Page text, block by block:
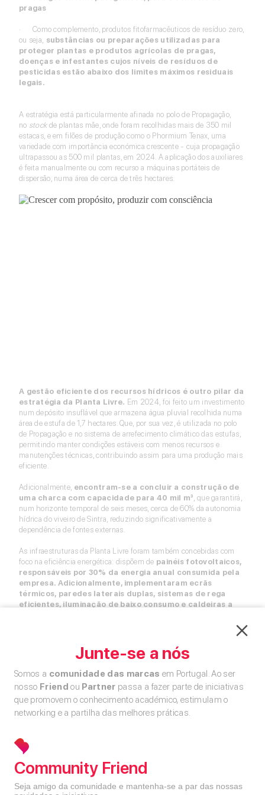
pragas
· Como complemento, produtos fitofarmacêuticos de resíduo zero,
ou seja, substâncias ou preparações utilizadas para
proteger plantas e produtos agrícolas de pragas,
doenças e infestantes cujos níveis de resíduos de
pesticidas estão abaixo dos limites máximos residuais
legais.
A estratégia está particularmente afinada no polo de Propagação,
no stockde plantas mãe, onde foram recolhidas mais de 350 mil
estacas, e em filões de produção como o Phormium Tenax, uma
variedade com importância económica crescente - cuja propagação
ultrapassou as 500 mil plantas, em 2024. A aplicação dos auxiliares
é feita manualmente ou com recurso a máquinas portáteis de
dispersão, numa área de cerca de três hectares.
A gestão eficiente dos recursos hídricos é outro pilar da
estratégia da Planta Livre. Em 2024, foi feito um investimento
num depósito insuflável que armazena água pluvial recolhida numa
área de estufa de 1,7 hectares. Que, por sua vez, é utilizada no polo
de Propagação e no sistema de arrefecimento climático das estufas,
permitindo manter condições estáveis com menos recursos e
manutenções técnicas, contribuindo assim para uma produção mais
eficiente.
Adicionalmente, encontram-se a concluir a construção de
uma charca com capacidade para 40 mil m³, que garantirá,
num horizonte temporal de seis meses, cerca de 60% da autonomia
hídrica do viveiro de Sintra, reduzindo significativamente a
dependência de fontes externas.
As infraestruturas da Planta Livre foram também concebidas com
foco na eficiência energética: dispõem de painéis fotovoltaicos,
responsáveis por 30% da energia anual consumida pela
empresa. Adicionalmente, implementaram ecrãs
térmicos, paredes laterais duplas, sistemas de rega
eficientes, iluminação de baixo consumo e caldeiras a
Junte-se a nós
Somos a comunidade das marcas em Portugal. Ao ser
nosso Friend ou Partner passa a fazer parte de iniciativas
que promovem o conhecimento académico, estimulam o
networking e a partilha das melhores práticas.
Community Friend
Seja amigo da comunidade e mantenha-se a par das nossas